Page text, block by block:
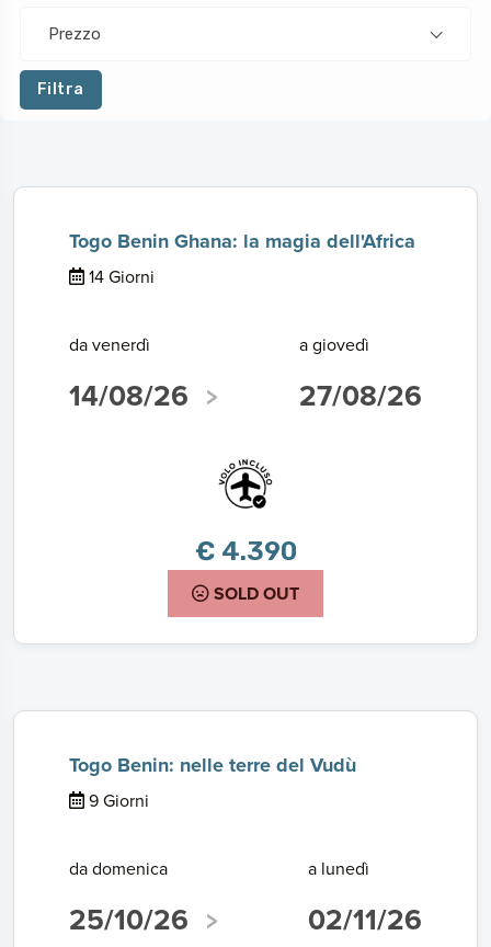
Prezzo
Filtra
Togo Benin Ghana: la magia dell'Africa
14 Giorni
da venerdì
14/08/26
a giovedì
27/08/26
€ 4.390
SOLD OUT
Togo Benin: nelle terre del Vudù
9 Giorni
da domenica
25/10/26
a lunedì
02/11/26